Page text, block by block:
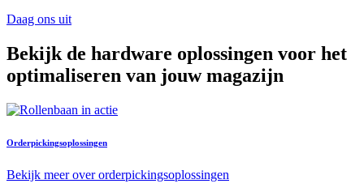
Daag ons uit
Bekijk de hardware oplossingen voor het
optimaliseren van jouw magazijn
Orderpickingsoplossingen
Bekijk meer over orderpickingsoplossingen